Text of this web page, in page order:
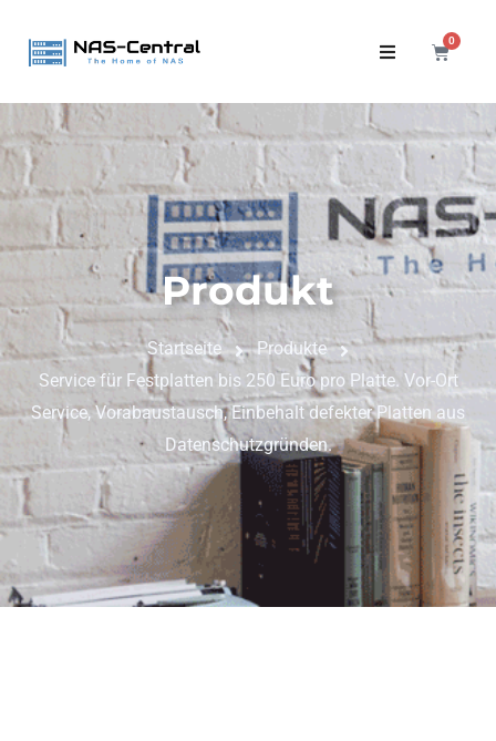
0
Produkt
Startseite
Produkte
Service für Festplatten bis 250 Euro pro Platte. Vor-Ort
Service, Vorabaustausch, Einbehalt defekter Platten aus
Datenschutzgründen.